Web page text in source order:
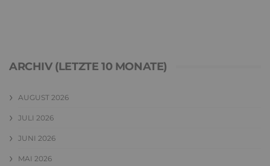
ARCHIV (LETZTE 10 MONATE)
AUGUST 2026
JULI 2026
JUNI 2026
MAI 2026